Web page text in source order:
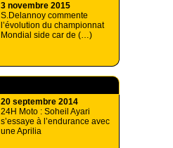
3 novembre 2015
S.Delannoy commente
l’évolution du championnat
Mondial side car de (…)
20 septembre 2014
24H Moto : Soheil Ayari
s’essaye à l’endurance avec
une Aprilia